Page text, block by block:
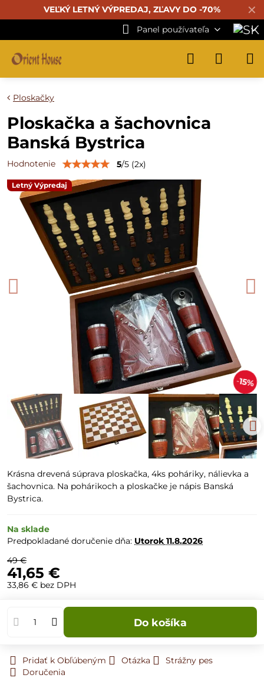
✕
VEĽKÝ LETNÝ VÝPREDAJ, ZĽAVY DO -70%
Panel používateľa
Letný Výpredaj
15%
Ploskačky
Ploskačka a šachovnica
Banská Bystrica
Hodnotenie 5/5 (2x)
Krásna drevená súprava ploskačka, 4ks poháriky, nálievka a
šachovnica. Na pohárikoch a ploskačke je nápis Banská
Bystrica.
Na sklade
Predpokladané doručenie dňa: Utorok 11.8.2026
49 €
41,65 €
33,86 € bez DPH
Do košíka
Pridať k Obľúbeným Otázka
Strážny pes
Doručenia